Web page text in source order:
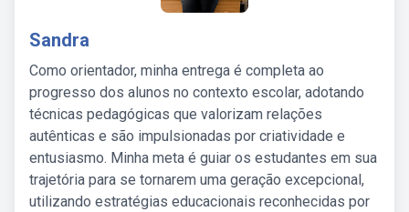
Sandra
Como orientador, minha entrega é completa ao
progresso dos alunos no contexto escolar, adotando
técnicas pedagógicas que valorizam relações
autênticas e são impulsionadas por criatividade e
entusiasmo. Minha meta é guiar os estudantes em sua
trajetória para se tornarem uma geração excepcional,
utilizando estratégias educacionais reconhecidas por